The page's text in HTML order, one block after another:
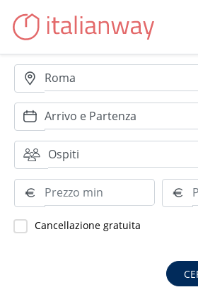
Roma
Ospiti
Cancellazione gratuita